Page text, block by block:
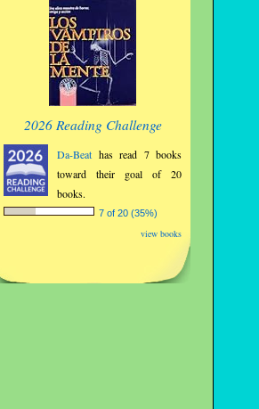
2026 Reading Challenge
Da-Beat has read 7 books
toward their goal of 20
books.
7 of 20 (35%)
view books